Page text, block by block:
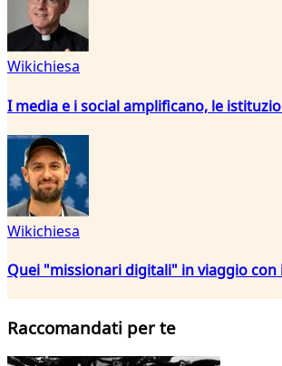
Wikichiesa
I media e i social amplificano, le
Wikichiesa
Quei "missionari digitali" in viaggio con
Raccomandati per te